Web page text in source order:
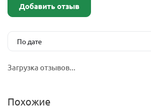
Добавить отзыв
Загрузка отзывов...
Похожие